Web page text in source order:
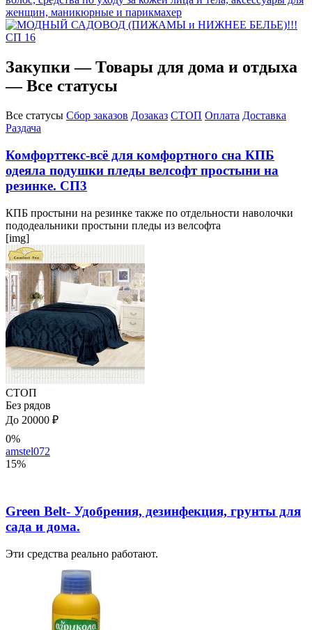
Закупки — Товары для дома и отдыха
— Все статусы
Все статусы Сбор заказов Дозаказ СТОП Оплата Доставка
Раздача
Комфорттекс-всё для комфортного сна КПБ
одеяла подушки пледы велсофт простыни на
резинке. СП3
КПБ простыни на резинке также по отдельности наволочки
пододеальники простыни пледы из велсофта
[img]
СТОП
Без рядов
До 20000 ₽
0%
amstel072
15%
Green Belt- Удобрения, дезинфекция, грунты для
сада и дома.
Эти средства реально работают.